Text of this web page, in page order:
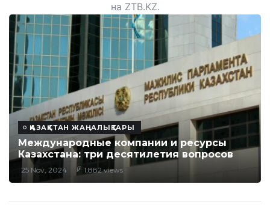
на ZTB.KZ.
ҚАЗАҚСТАН ЖАҢАЛЫҚТАРЫ
Международные компании и ресурсы
Казахстана: три десятилетия вопросов
25 Nov, 2024 1,882 views